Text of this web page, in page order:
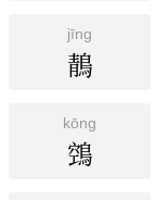
jīng
鶄
kōng
鵼